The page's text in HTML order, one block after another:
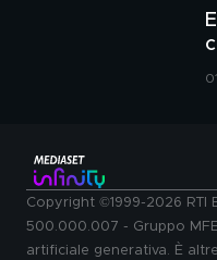
Copyright ©1999-2026 RTI
500.000.007 - Gruppo
artificiale generativa. È